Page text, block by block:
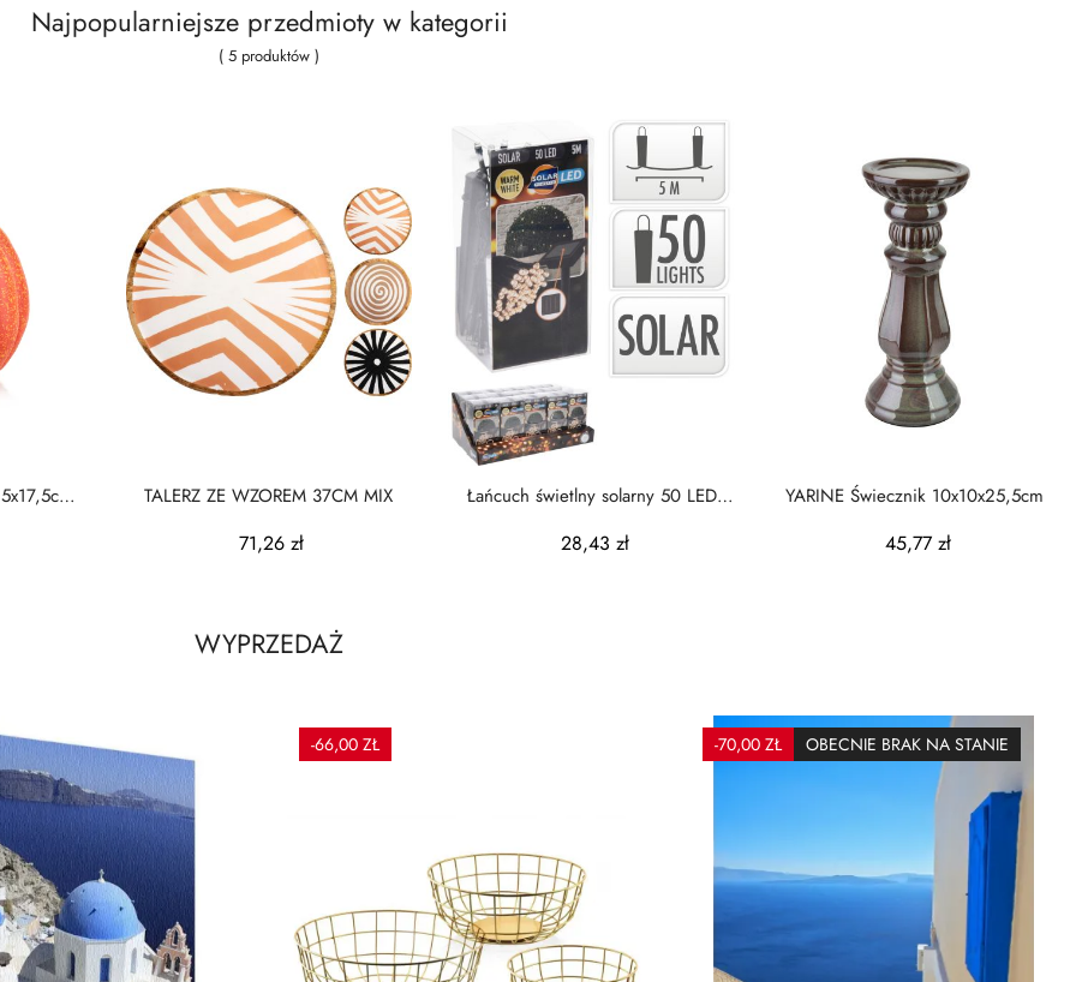
Najpopularniejsze przedmioty w kategorii
( 5 produktów )
TALERZ ZE WZOREM 37CM MIX
71,26 zł
Łańcuch świetlny solarny 50 LED
28,43 zł
YARINE Świecznik 10x10x25,5cm
45,77 zł
WYPRZEDAŻ
-66,00 ZŁ -70,00 ZŁ OBECNIE BRAK NA STANIE